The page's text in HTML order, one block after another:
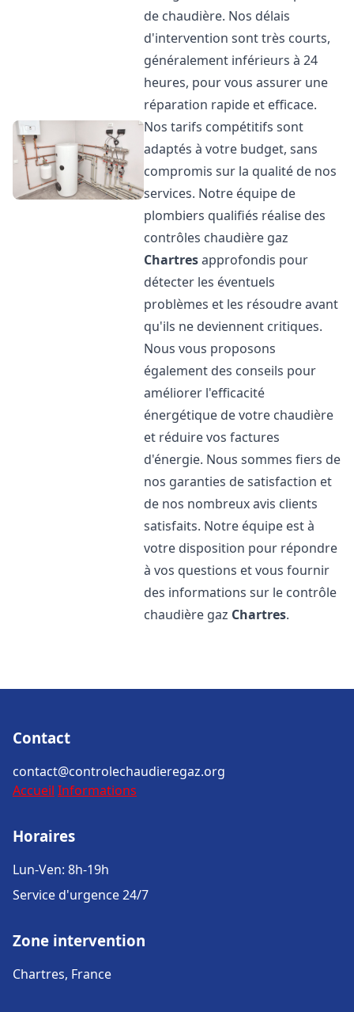
de chaudière. Nos délais
d'intervention sont très courts,
généralement inférieurs à 24
heures, pour vous assurer une
réparation rapide et efficace.
Nos tarifs compétitifs sont
adaptés à votre budget, sans
compromis sur la qualité de nos
services. Notre équipe de
plombiers qualifiés réalise des
contrôles chaudière gaz
Chartresapprofondis pour
détecter les éventuels
problèmes et les résoudre avant
qu'ils ne deviennent critiques.
Nous vous proposons
également des conseils pour
améliorer l'efficacité
énergétique de votre chaudière
et réduire vos factures
d'énergie. Nous sommes fiers de
nos garanties de satisfaction et
de nos nombreux avis clients
satisfaits. Notre équipe est à
votre disposition pour répondre
à vos questions et vous fournir
des informations sur le contrôle
chaudière gaz Chartres.
Contact
contact@controlechaudieregaz.org
Accueil Informations
Horaires
Lun-Ven: 8h-19h
Service d'urgence 24/7
Zone intervention
Chartres, France